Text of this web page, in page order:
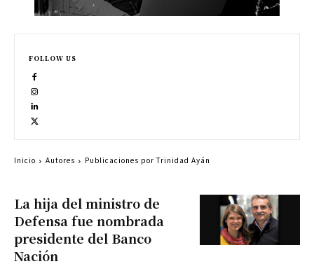
La hija del ministro de
Defensa fue nombrada
presidente del Banco
Nación
FOLLOW US
Inicio Autores Publicaciones por Trinidad Ayán